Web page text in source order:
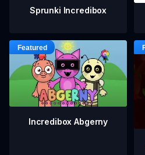
Sprunki Incredibox
Incredibox Abgerny